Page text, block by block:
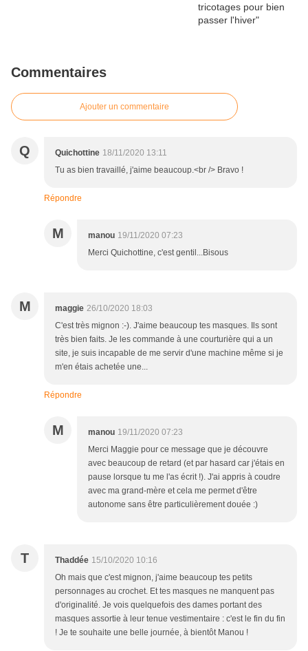
Commentaires
Ajouter un commentaire
Q Quichottine 18/11/2020 13:11
Tu as bien travaillé, j'aime beaucoup.<br /> Bravo !
Répondre
M manou 19/11/2020 07:23
Merci Quichottine, c'est gentil...Bisous
M maggie 26/10/2020 18:03
C'est très mignon :-). J'aime beaucoup tes masques. Ils sont
très bien faits. Je les commande à une courturière qui a un
site, je suis incapable de me servir d'une machine même si je
m'en étais achetée une...
Répondre
M manou 19/11/2020 07:23
Merci Maggie pour ce message que je découvre
avec beaucoup de retard (et par hasard car j'étais en
pause lorsque tu me l'as écrit !). J'ai appris à coudre
avec ma grand-mère et cela me permet d'être
autonome sans être particulièrement douée :)
T Thaddée 15/10/2020 10:16
Oh mais que c'est mignon, j'aime beaucoup tes petits
personnages au crochet. Et tes masques ne manquent pas
d'originalité. Je vois quelquefois des dames portant des
masques assortie à leur tenue vestimentaire : c'est le fin du fin
! Je te souhaite une belle journée, à bientôt Manou !